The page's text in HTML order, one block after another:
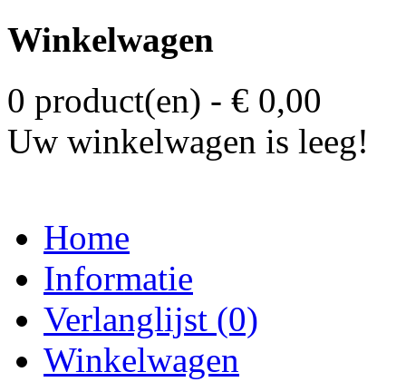
Winkelwagen
0 product(en) - € 0,00
Uw winkelwagen is leeg!
Home
Informatie
Verlanglijst (0)
Winkelwagen